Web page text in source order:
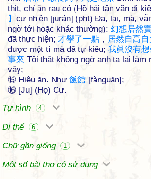
thịt, chỉ ăn rau cỏ (Hồ hải tân văn di
】 cư nhiên [jurán] (pht) Đã, lại, mà,
ngờ tới hoặc khác thường): 幻想居然
đã thực hiện; 才學了一點 ， 居然自高自
được một tí mà đã tự kiêu; 我眞沒有想
事來 Tôi thật không ngờ anh ta lại làm
vậy;
⑮ Hiệu ăn. Như 飯館 [fànguăn];
⑯ [Ju] (Họ) Cư.
Tự hình
4
Dị thể 6
Chữ gần giống 1
Một số bài thơ có sử dụng